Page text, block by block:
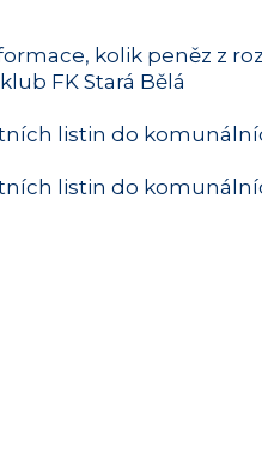
kolik peněz z
FK Stará Bělá
listin do
listin do